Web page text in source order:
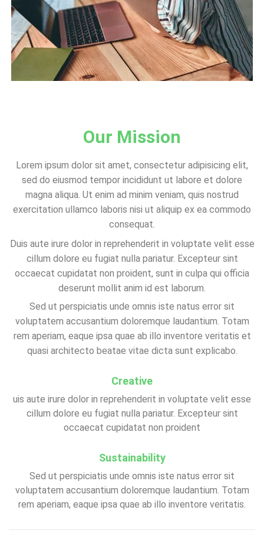
Our Mission
Lorem ipsum dolor sit amet, consectetur adipisicing elit,
sed do eiusmod tempor incididunt ut labore et dolore
magna aliqua. Ut enim ad minim veniam, quis nostrud
exercitation ullamco laboris nisi ut aliquip ex ea commodo
consequat.
Duis aute irure dolor in reprehenderit in voluptate velit esse
cillum dolore eu fugiat nulla pariatur. Excepteur sint
occaecat cupidatat non proident, sunt in culpa qui officia
deserunt mollit anim id est laborum.
Sed ut perspiciatis unde omnis iste natus error sit
voluptatem accusantium doloremque laudantium. Totam
rem aperiam, eaque ipsa quae ab illo inventore veritatis et
quasi architecto beatae vitae dicta sunt explicabo.
Creative
uis aute irure dolor in reprehenderit in voluptate velit esse
cillum dolore eu fugiat nulla pariatur. Excepteur sint
occaecat cupidatat non proident
Sustainability
Sed ut perspiciatis unde omnis iste natus error sit
voluptatem accusantium doloremque laudantium. Totam
rem aperiam, eaque ipsa quae ab illo inventore veritatis.